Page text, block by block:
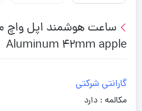
Aluminum 42mm apple
گارانتی شرکتی
مکالمه : دارد